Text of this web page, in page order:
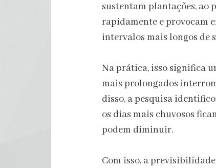
sustentam plantações, ao
rapidamente e provocam
intervalos mais longos de
Na prática, isso significa
mais prolongados
disso, a pesquisa
os dias mais chuvosos
podem diminuir.
Com isso, a